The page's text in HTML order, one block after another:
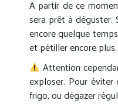
A partir de ce
sera prêt à déguster.
encore quelque
et pétiller encore plus.
Attention
exploser. Pour
frigo, ou dégazer